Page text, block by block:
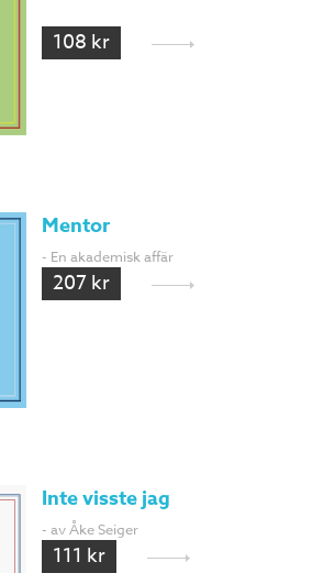
108 kr
Mentor
- En akademisk affär
207 kr
Inte visste jag
- av Åke Seiger
111 kr